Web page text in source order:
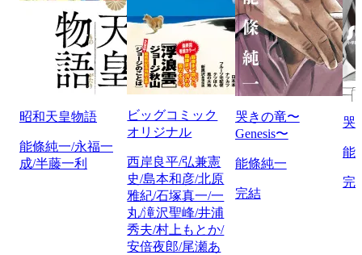
昭和天皇物語
能條純一/永福一
成/半藤一利
ビッグコミック
オリジナル
西岸良平/弘兼憲
史/島本和彦/北原
雅紀/石塚真一/一
丸/滝沢聖峰/井浦
秀夫/村上もとか/
安倍夜郎/尾瀬あ
哭きの竜〜
Genesis〜
能條純一
完結
哭
能
完